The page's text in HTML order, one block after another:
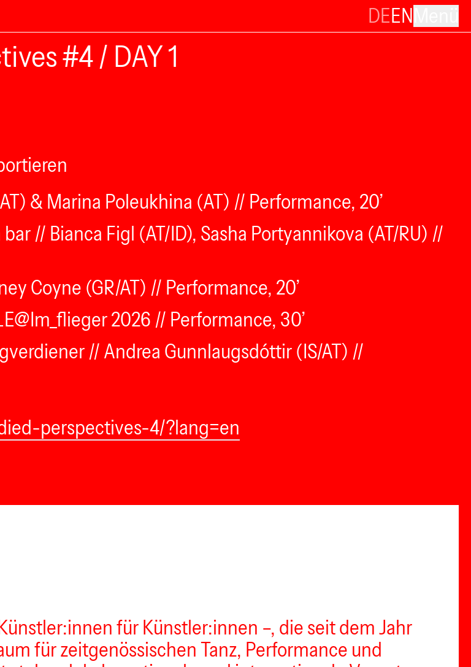
DEEN
#4 / DAY 1
& Marina Poleukhina (AT) // Performance, 20’
// Bianca Figl (AT/ID), Sasha Portyannikova (AT/RU) //
Coyne (GR/AT) // Performance, 20’
2026 // Performance, 30’
// Andrea Gunnlaugsdóttir (IS/AT) //
perspectives-4/?lang=en
für Künstler:innen –, die seit dem Jahr
für zeitgenössischen Tanz, Performance und